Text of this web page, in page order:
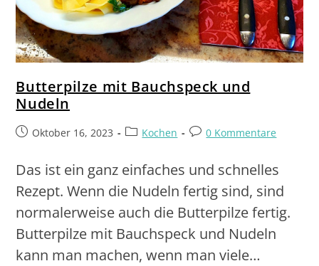
Butterpilze mit Bauchspeck und
Nudeln
Oktober 16, 2023 Kochen 0 Kommentare
Das ist ein ganz einfaches und schnelles
Rezept. Wenn die Nudeln fertig sind, sind
normalerweise auch die Butterpilze fertig.
Butterpilze mit Bauchspeck und Nudeln
kann man machen, wenn man viele…